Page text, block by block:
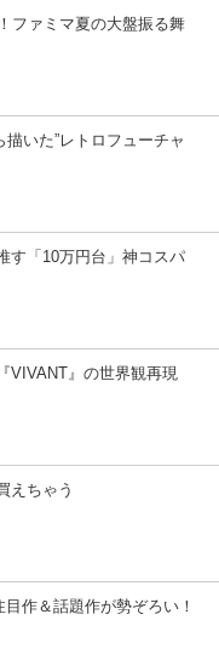
ファミマ夏の大盤振る舞
いた”レトロフューチャ
す「10万円台」神コスパ
VIVANT』の世界観再現
えちゃう
作＆話題作が勢ぞろい！